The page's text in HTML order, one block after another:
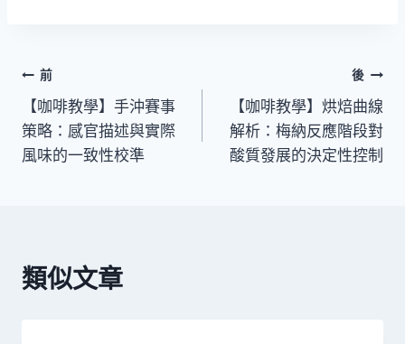
前
【咖啡教學】手沖賽事
策略：感官描述與實際
風味的一致性校準
後
【咖啡教學】烘焙曲線
解析：梅納反應階段對
酸質發展的決定性控制
類似文章